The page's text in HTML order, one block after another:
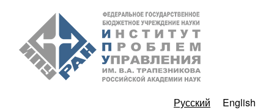
Перейти к основному
содержанию
РАН
Русский English